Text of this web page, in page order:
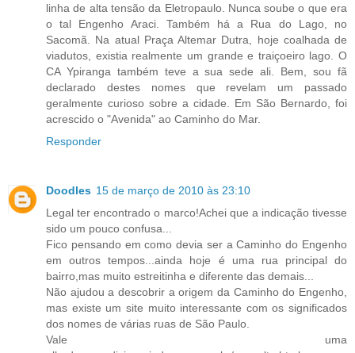
linha de alta tensão da Eletropaulo. Nunca soube o que era
o tal Engenho Araci. Também há a Rua do Lago, no
Sacomã. Na atual Praça Altemar Dutra, hoje coalhada de
viadutos, existia realmente um grande e traiçoeiro lago. O
CA Ypiranga também teve a sua sede ali. Bem, sou fã
declarado destes nomes que revelam um passado
geralmente curioso sobre a cidade. Em São Bernardo, foi
acrescido o "Avenida" ao Caminho do Mar.
Responder
Doodles 15 de março de 2010 às 23:10
Legal ter encontrado o marco!Achei que a indicação tivesse
sido um pouco confusa...
Fico pensando em como devia ser a Caminho do Engenho
em outros tempos...ainda hoje é uma rua principal do
bairro,mas muito estreitinha e diferente das demais...
Não ajudou a descobrir a origem da Caminho do Engenho,
mas existe um site muito interessante com os significados
dos nomes de várias ruas de São Paulo.
Vale uma